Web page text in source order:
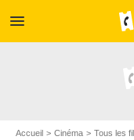
menu
Accueil Cinéma Tous les